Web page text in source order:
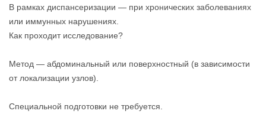
В рамках диспансеризации — при хронических заболеваниях
или иммунных нарушениях.
Как проходит исследование?
Метод — абдоминальный или поверхностный (в зависимости
от локализации узлов).
Специальной подготовки не требуется.